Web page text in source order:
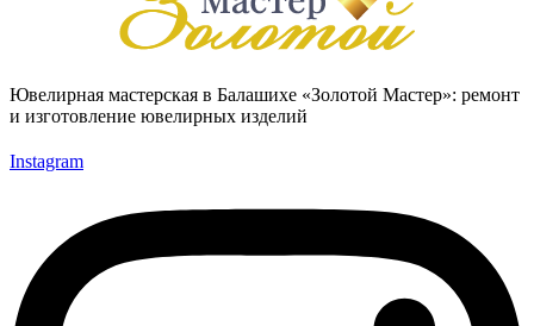
Ювелирная мастерская в Балашихе «Золотой Мастер»: ремонт
и изготовление ювелирных изделий
Instagram